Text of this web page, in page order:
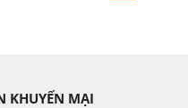
KHUYẾN MẠI